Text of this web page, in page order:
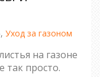
Уход за газоном
на газоне
так просто.